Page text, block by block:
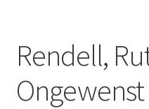
Rendell,